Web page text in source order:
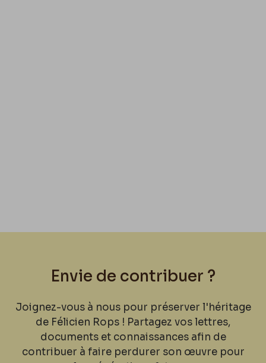
Envie de contribuer ?
Joignez-vous à nous pour préserver l'héritage
de Félicien Rops ! Partagez vos lettres,
documents et connaissances afin de
contribuer à faire perdurer son œuvre pour